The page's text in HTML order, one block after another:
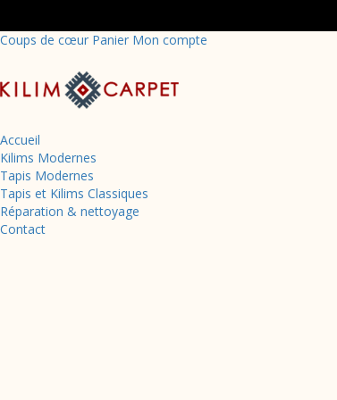
Coups de cœur Panier Mon compte
Accueil
Kilims Modernes
Tapis Modernes
Tapis et Kilims Classiques
Réparation & nettoyage
Contact
Retour à la boutique
Accueil Produits